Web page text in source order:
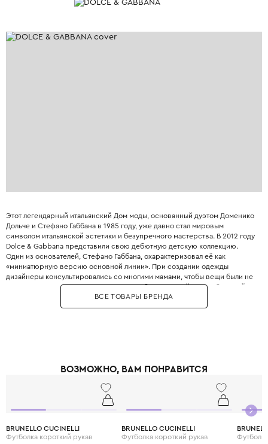
Этот легендарный итальянский Дом моды, основанный дуэтом Доменико
Дольче и Стефано Габбана в 1985 году, уже давно стал мировым
символом итальянской эстетики и безупречного мастерства. В 2012 году
Dolce & Gabbana представили свою дебютную детскую коллекцию.
Один из основателей, Стефано Габбана, охарактеризовал её как
«миниатюрную версию основной линии». При создании одежды
дизайнеры консультировались со многими мамами, чтобы вещи были не
только стильными, но и максимально удобными. Дизайнеры с большой
любовью и вниманием перенесли в детский гардероб все коды
взрослой моды: яркие цветочные принты, благородное кружево,
а главное - сделать его детство по-настоящему незабываемым и
ВСЕ ТОВАРЫ БРЕНДА
ВОЗМОЖНО, ВАМ ПОНРАВИТСЯ
BRUNELLO CUCINELLI
Футболка короткий рукав
BRUNELLO CUCINELLI
Футболка короткий рукав